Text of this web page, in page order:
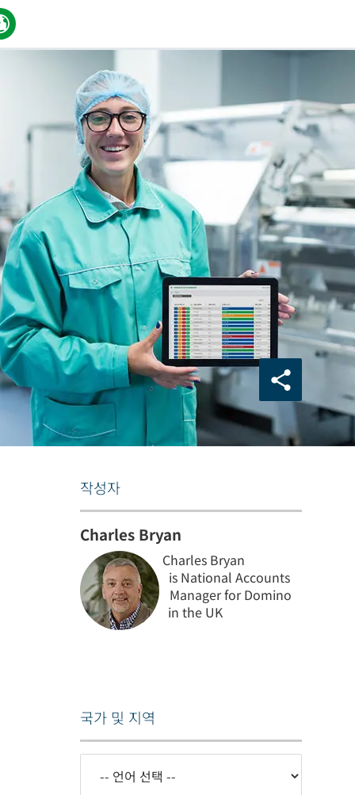
작성자
Charles Bryan
Charles Bryan
is National Accounts
Manager for Domino
in the UK
국가 및 지역